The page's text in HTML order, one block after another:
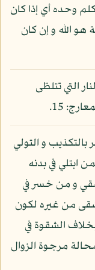
وحده أي إذا كان
الله و إن كان
التي تتلظى
15.
بالتكذيب و التولي
ابتلي في بدنه
و من خسر في
من غيره لكون
الشقوة في
مرجوة الزوال